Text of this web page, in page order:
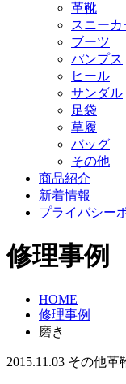
革靴
スニーカ
ブーツ
パンプス
ヒール
サンダル
足袋
草履
バッグ
その他
商品紹介
新着情報
プライバシー
修理事例
HOME
修理事例
磨き
2015.11.03 その他革